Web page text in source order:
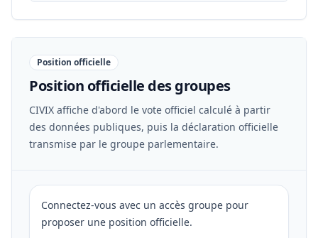
Position officielle
Position officielle des groupes
CIVIX affiche d'abord le vote officiel calculé à partir
des données publiques, puis la déclaration officielle
transmise par le groupe parlementaire.
Connectez-vous avec un accès groupe pour
proposer une position officielle.